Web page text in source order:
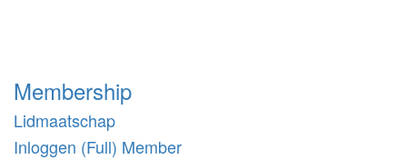
Membership
Lidmaatschap
Inloggen (Full) Member